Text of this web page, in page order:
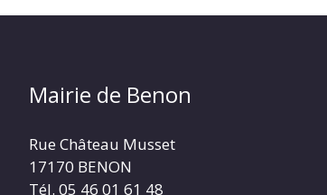
Mairie de Benon
Rue Château Musset
17170 BENON
Tél. 05 46 01 61 48